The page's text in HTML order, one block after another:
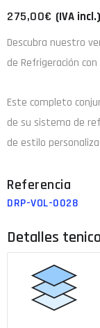
275,00€ (IVA incl.)
Descubra nuestro
de Refrigeración
Este completo
de su sistema de
de estilo
DRP-VOL-0028
Detalles